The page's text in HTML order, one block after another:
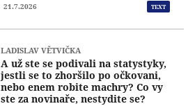
21.7.2026 TEXT
LADISLAV VĚTVIČKA
A už ste se podivali na statystyky,
jestli se to zhoršilo po očkovani,
nebo enem robite machry? Co vy
ste za novinaře, nestydite se?